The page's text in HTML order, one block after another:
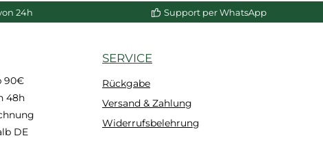
24h Support per WhatsApp
90€
48h
DE
SERVICE
Rückgabe
Versand & Zahlung
Widerrufsbelehrung